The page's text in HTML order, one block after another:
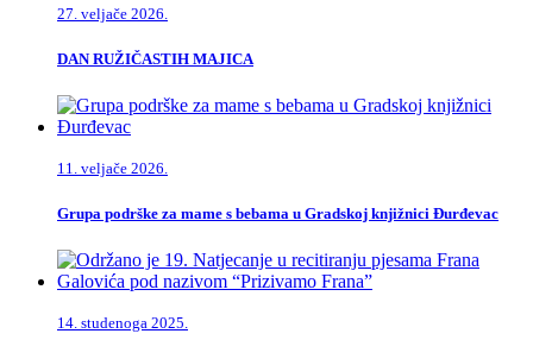
27. veljače 2026.
DAN RUŽIČASTIH MAJICA
11. veljače 2026.
Grupa podrške za mame s bebama u Gradskoj knjižnici Đurđevac
14. studenoga 2025.